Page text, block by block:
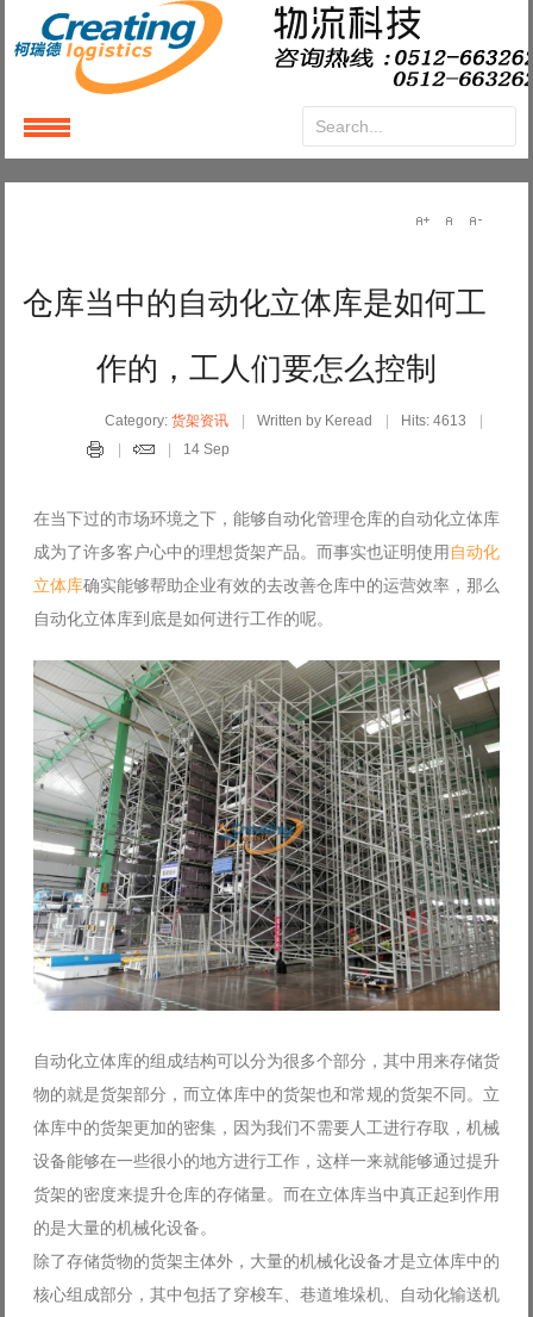
仓库当中的自动化立体库是如何工
作的，工人们要怎么控制
Category:货架资讯 Written by Keread
Hits: 4613
14 Sep
在当下过的市场环境之下，能够自动化管理仓库的自动化立体库
成为了许多客户心中的理想货架产品。而事实也证明使用 自动化
立体库确实能够帮助企业有效的去改善仓库中的运营效率，那么
自动化立体库到底是如何进行工作的呢。
自动化立体库的组成结构可以分为很多个部分，其中用来存储货
物的就是货架部分，而立体库中的货架也和常规的货架不同。立
体库中的货架更加的密集，因为我们不需要人工进行存取，机械
设备能够在一些很小的地方进行工作，这样一来就能够通过提升
货架的密度来提升仓库的存储量。而在立体库当中真正起到作用
的是大量的机械化设备。
除了存储货物的货架主体外，大量的机械化设备才是立体库中的
核心组成部分，其中包括了穿梭车、巷道堆垛机、自动化输送机
LoginorRegister
Remember Me
Log in with Facebook
Forgot your password?
Forgot your username?